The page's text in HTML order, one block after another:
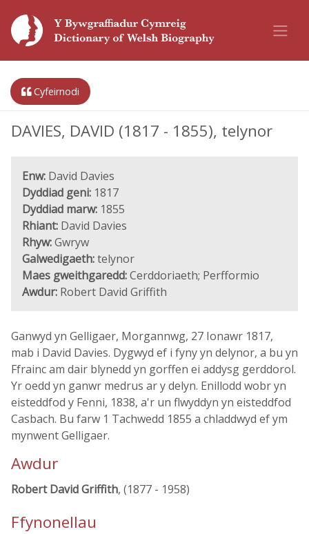
Cyfeirnodi
DAVIES, DAVID (1817 - 1855), telynor
Enw: David Davies
Dyddiad geni: 1817
Dyddiad marw: 1855
Rhiant: David Davies
Rhyw:Gwryw
Galwedigaeth:telynor
Maes gweithgaredd:Cerddoriaeth; Perfformio
Awdur: Robert David Griffith
Ganwyd yn Gelligaer, Morgannwg, 27 Ionawr 1817,
mab i David Davies. Dygwyd ef i fyny yn delynor, a bu yn
Ffrainc am dair blynedd yn gorffen ei addysg gerddorol.
Yr oedd yn ganwr medrus ar y delyn. Enillodd wobr yn
eisteddfod y Fenni, 1838, a'r un flwyddyn yn eisteddfod
Casbach. Bu farw 1 Tachwedd 1855 a chladdwyd ef ym
mynwent Gelligaer.
Awdur
Robert David Griffith, (1877 - 1958)
Ffynonellau